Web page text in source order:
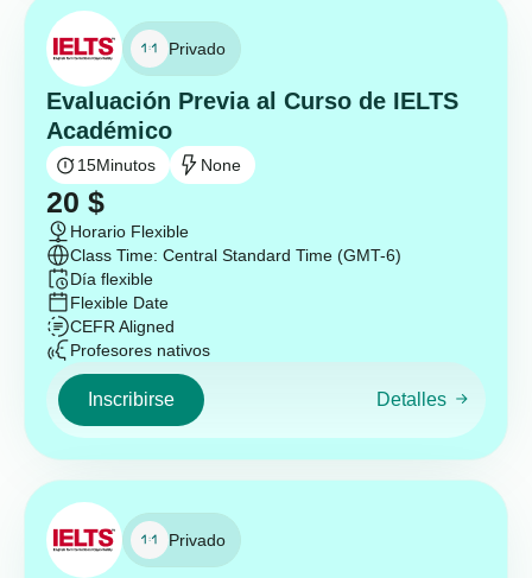
Privado
Evaluación Previa al Curso de IELTS
Académico
15Minutos None
20 $
Horario Flexible
Class Time: Central Standard Time (GMT-6)
Día flexible
Flexible Date
CEFR Aligned
Profesores nativos
Inscribirse Detalles
Privado